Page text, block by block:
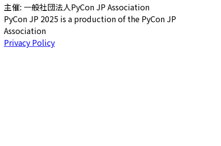
主催: 一般社団法人PyCon JP Association
PyCon JP 2025 is a production of the PyCon JP
Association
Privacy Policy